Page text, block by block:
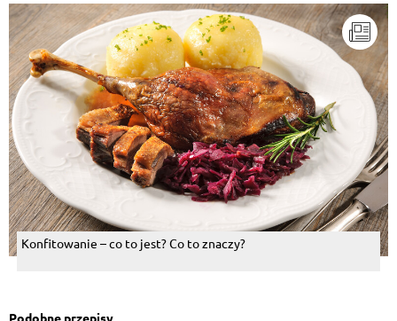
Konfitowanie – co to jest? Co to znaczy?